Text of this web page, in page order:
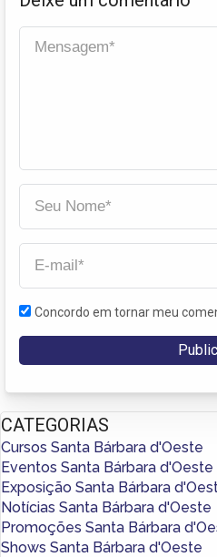
Concordo em tornar meu
CATEGORIAS
Cursos Santa Bárbara d'Oeste
Eventos Santa Bárbara d'Oeste
Exposição Santa Bárbara
Notícias Santa Bárbara d'Oeste
Promoções Santa Bárbara
Shows Santa Bárbara d'Oeste